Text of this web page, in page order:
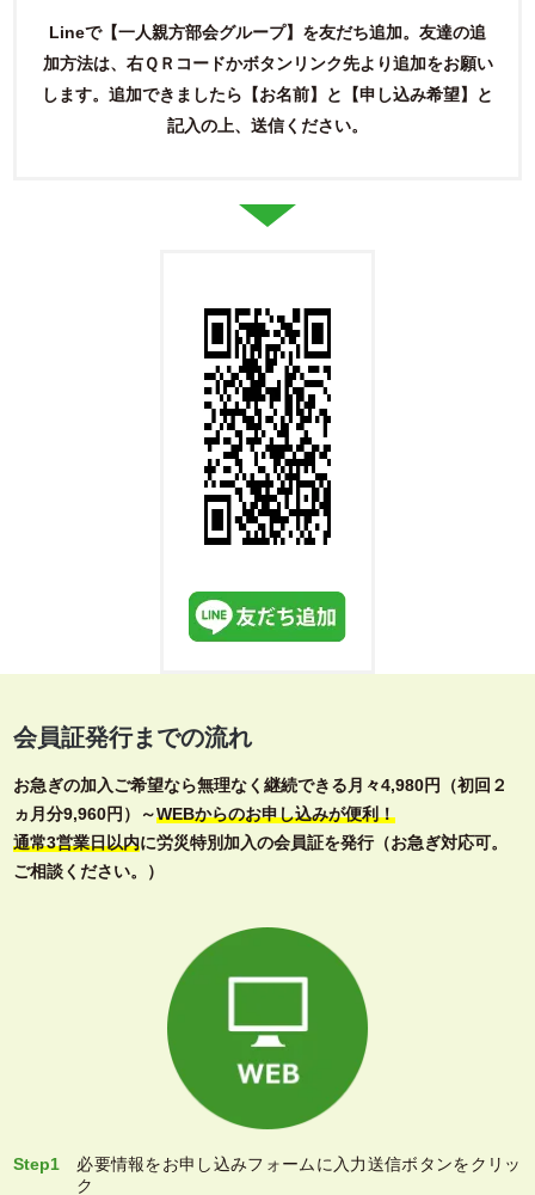
Lineで【一人親方部会グループ】を友だち追加。友達の追
加方法は、右ＱＲコードかボタンリンク先より追加をお願い
します。 追加できましたら【お名前】と【申し込み希望】と
記入の上、送信ください。
会員証発行までの流れ
お急ぎの加入ご希望なら無理なく継続できる月々4,980円（初回２
ヵ月分9,960円）～WEBからのお申し込みが便利！
通常3営業日以内に労災特別加入の会員証を発行（お急ぎ対応可。
ご相談ください。）
Step1
必要情報をお申し込みフォームに入力送信ボタンをクリッ
ク